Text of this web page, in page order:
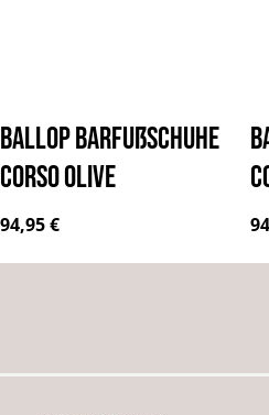
BALLOP Barfußschuhe
Corso olive
Regulärer Preis:
94,95 €